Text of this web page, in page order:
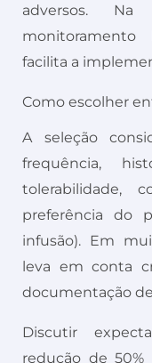
adversos.
facilita a
Como escolher
A seleção
frequência,
tolerabilidade,
preferência do
infusão). Em
leva em conta
documentação
Discutir
redução de